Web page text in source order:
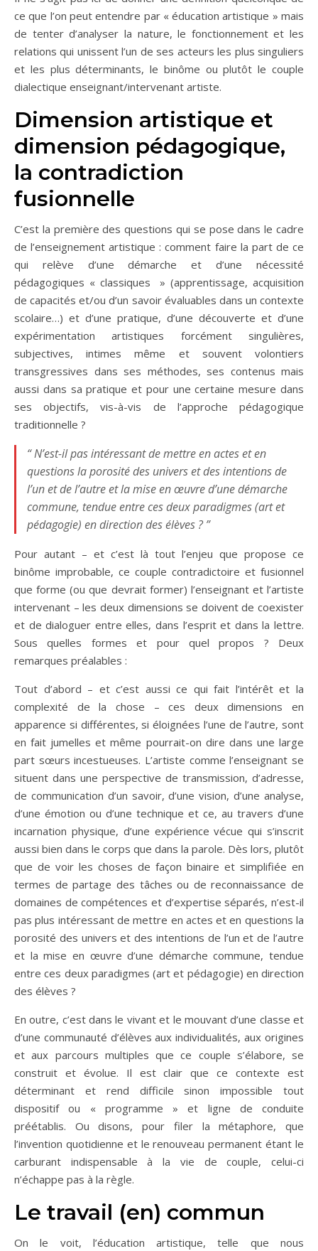
ce que l’on peut entendre par « éducation artistique » mais
de tenter d’analyser la nature, le fonctionnement et les
relations qui unissent l’un de ses acteurs les plus singuliers
et les plus déterminants, le binôme ou plutôt le couple
dialectique enseignant/intervenant artiste.
Dimension artistique et
dimension pédagogique,
la contradiction
fusionnelle
C’est la première des questions qui se pose dans le cadre
de l’enseignement artistique : comment faire la part de ce
qui relève d’une démarche et d’une nécessité
pédagogiques « classiques » (apprentissage, acquisition
de capacités et/ou d’un savoir évaluables dans un contexte
scolaire…) et d’une pratique, d’une découverte et d’une
expérimentation artistiques forcément singulières,
subjectives, intimes même et souvent volontiers
transgressives dans ses méthodes, ses contenus mais
aussi dans sa pratique et pour une certaine mesure dans
ses objectifs, vis-à-vis de l’approche pédagogique
traditionnelle ?
“ N’est-il pas intéressant de mettre en actes et en
questions la porosité des univers et des intentions de
l’un et de l’autre et la mise en œuvre d’une démarche
commune, tendue entre ces deux paradigmes (art et
pédagogie) en direction des élèves ? ”
Pour autant – et c’est là tout l’enjeu que propose ce
binôme improbable, ce couple contradictoire et fusionnel
que forme (ou que devrait former) l’enseignant et l’artiste
intervenant – les deux dimensions se doivent de coexister
et de dialoguer entre elles, dans l’esprit et dans la lettre.
Sous quelles formes et pour quel propos ? Deux
remarques préalables :
Tout d’abord – et c’est aussi ce qui fait l’intérêt et la
complexité de la chose – ces deux dimensions en
apparence si différentes, si éloignées l’une de l’autre, sont
en fait jumelles et même pourrait-on dire dans une large
part sœurs incestueuses. L’artiste comme l’enseignant se
situent dans une perspective de transmission, d’adresse,
de communication d’un savoir, d’une vision, d’une analyse,
d’une émotion ou d’une technique et ce, au travers d’une
incarnation physique, d’une expérience vécue qui s’inscrit
aussi bien dans le corps que dans la parole. Dès lors, plutôt
que de voir les choses de façon binaire et simplifiée en
termes de partage des tâches ou de reconnaissance de
domaines de compétences et d’expertise séparés, n’est-il
pas plus intéressant de mettre en actes et en questions la
porosité des univers et des intentions de l’un et de l’autre
et la mise en œuvre d’une démarche commune, tendue
entre ces deux paradigmes (art et pédagogie) en direction
des élèves ?
En outre, c’est dans le vivant et le mouvant d’une classe et
d’une communauté d’élèves aux individualités, aux origines
et aux parcours multiples que ce couple s’élabore, se
construit et évolue. Il est clair que ce contexte est
déterminant et rend difficile sinon impossible tout
dispositif ou « programme » et ligne de conduite
préétablis. Ou disons, pour filer la métaphore, que
l’invention quotidienne et le renouveau permanent étant le
carburant indispensable à la vie de couple, celui-ci
n’échappe pas à la règle.
Le travail (en) commun
On le voit, l’éducation artistique, telle que nous